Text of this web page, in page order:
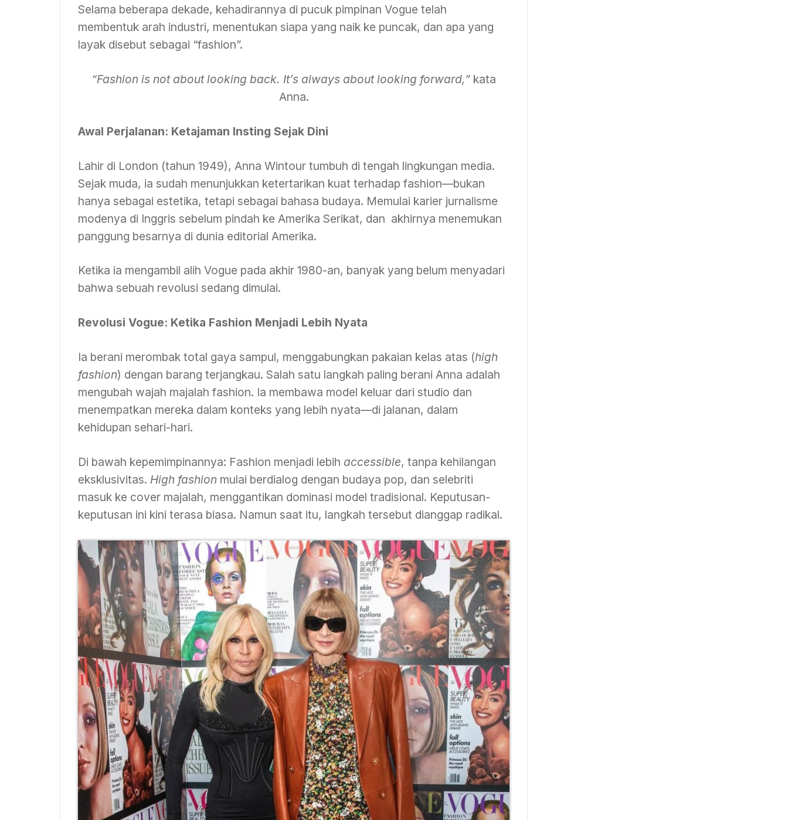
Selama beberapa dekade, kehadirannya di pucuk pimpinan Vogue telah
membentuk arah industri, menentukan siapa yang naik ke puncak, dan apa yang
layak disebut sebagai “fashion”.
“Fashion is not about looking back. It’s always about looking forward,” kata
Anna.
Awal Perjalanan: Ketajaman Insting Sejak Dini
Lahir di London (tahun 1949), Anna Wintour tumbuh di tengah lingkungan media.
Sejak muda, ia sudah menunjukkan ketertarikan kuat terhadap fashion—bukan
hanya sebagai estetika, tetapi sebagai bahasa budaya. Memulai karier jurnalisme
modenya di Inggris sebelum pindah ke Amerika Serikat, dan akhirnya menemukan
panggung besarnya di dunia editorial Amerika.
Ketika ia mengambil alih Vogue pada akhir 1980-an, banyak yang belum menyadari
bahwa sebuah revolusi sedang dimulai.
Revolusi Vogue: Ketika Fashion Menjadi Lebih Nyata
Ia berani merombak total gaya sampul, menggabungkan pakaian kelas atas (high
fashion) dengan barang terjangkau. Salah satu langkah paling berani Anna adalah
mengubah wajah majalah fashion. Ia membawa model keluar dari studio dan
menempatkan mereka dalam konteks yang lebih nyata—di jalanan, dalam
kehidupan sehari-hari.
Di bawah kepemimpinannya: Fashion menjadi lebih accessible, tanpa kehilangan
eksklusivitas. High fashion mulai berdialog dengan budaya pop, dan selebriti
masuk ke cover majalah, menggantikan dominasi model tradisional. Keputusan-
keputusan ini kini terasa biasa. Namun saat itu, langkah tersebut dianggap radikal.